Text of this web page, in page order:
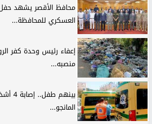
محافظ الأقصر يشهد
العسكري للمحافظة...
إعفاء رئيس وحدة كفر
منصبه...
المانجو...